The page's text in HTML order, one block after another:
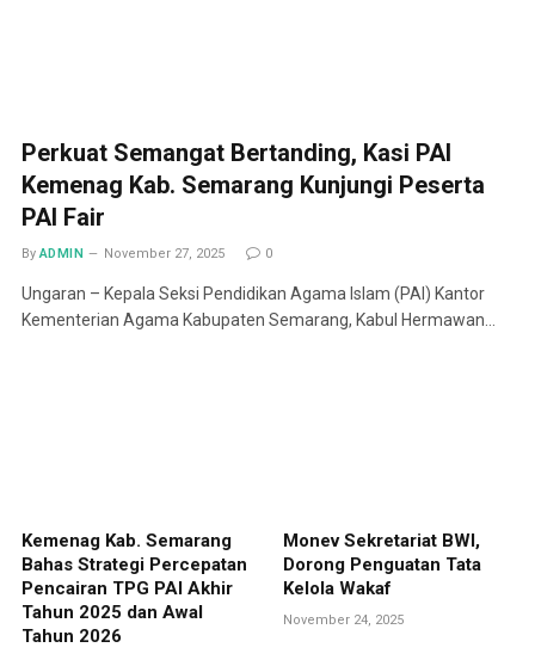
Perkuat Semangat Bertanding, Kasi PAI
Kemenag Kab. Semarang Kunjungi Peserta
PAI Fair
By ADMIN November 27, 2025 0
Ungaran – Kepala Seksi Pendidikan Agama Islam (PAI) Kantor
Kementerian Agama Kabupaten Semarang, Kabul Hermawan…
Kemenag Kab. Semarang
Bahas Strategi Percepatan
Pencairan TPG PAI Akhir
Tahun 2025 dan Awal
Tahun 2026
Monev Sekretariat BWI,
Dorong Penguatan Tata
Kelola Wakaf
November 24, 2025